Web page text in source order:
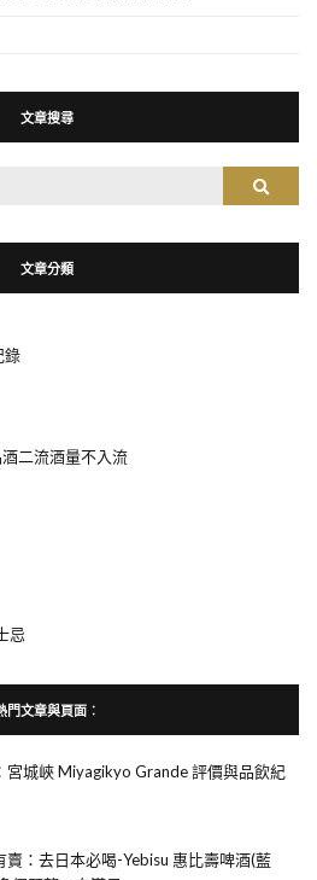
文章搜尋
搜尋
文章分類
錄
二流酒量不入流
忌
門文章與頁面︰
宮城峽 Miyagikyo Grande 評價與品飲紀
賣：去日本必喝-Yebisu 惠比壽啤酒(藍